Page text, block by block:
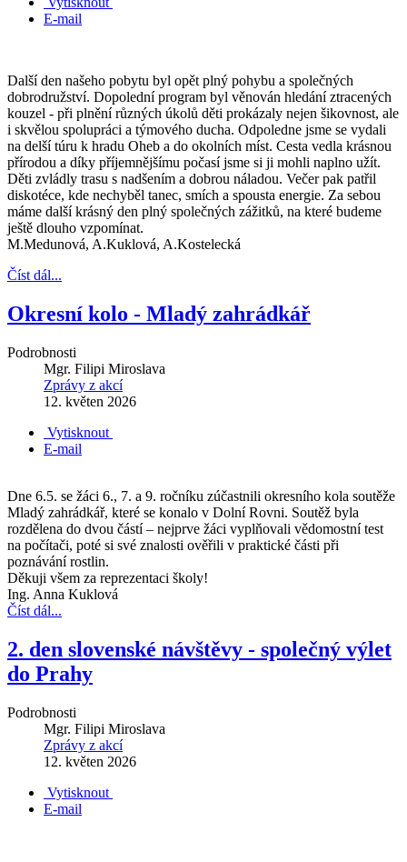
E-mail
Další den našeho pobytu byl opět plný pohybu a společných
dobrodružství. Dopolední program byl věnován hledání ztracených
kouzel - při plnění různých úkolů děti prokázaly nejen šikovnost, ale
i skvělou spolupráci a týmového ducha. Odpoledne jsme se vydali
na delší túru k hradu Oheb a do okolních míst. Cesta vedla krásnou
přírodou a díky příjemnějšímu počasí jsme si ji mohli naplno užít.
Děti zvládly trasu s nadšením a dobrou náladou. Večer pak patřil
diskotéce, kde nechyběl tanec, smích a spousta energie. Za sebou
máme další krásný den plný společných zážitků, na které budeme
ještě dlouho vzpomínat.
M.Medunová, A.Kuklová, A.Kostelecká
Číst dál...
Okresní kolo - Mladý zahrádkář
Podrobnosti
Mgr. Filipi Miroslava
Zprávy z akcí
12. květen 2026
Vytisknout
E-mail
Dne 6.5. se žáci 6., 7. a 9. ročníku zúčastnili okresního kola soutěže
Mladý zahrádkář, které se konalo v Dolní Rovni. Soutěž byla
rozdělena do dvou částí – nejprve žáci vyplňovali vědomostní test
na počítači, poté si své znalosti ověřili v praktické části při
poznávání rostlin.
Děkuji všem za reprezentaci školy!
Ing. Anna Kuklová
Číst dál...
2. den slovenské návštěvy - společný výlet
do Prahy
Podrobnosti
Mgr. Filipi Miroslava
Zprávy z akcí
12. květen 2026
Vytisknout
E-mail